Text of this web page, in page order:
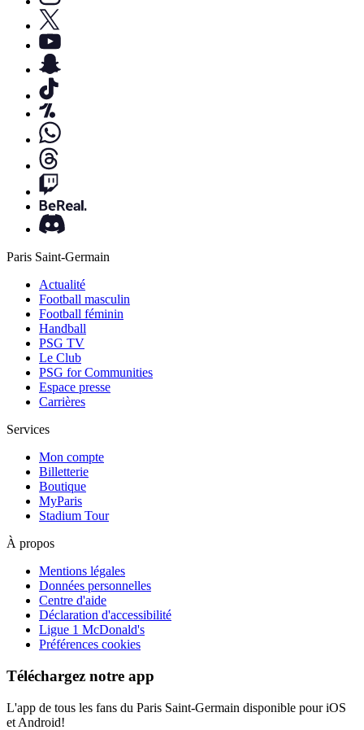
Paris Saint-Germain
Actualité
Football masculin
Football féminin
Handball
PSG TV
Le Club
PSG for Communities
Espace presse
Carrières
Services
Mon compte
Billetterie
Boutique
MyParis
Stadium Tour
À propos
Mentions légales
Données personnelles
Centre d'aide
Déclaration d'accessibilité
Ligue 1 McDonald's
Préférences cookies
Téléchargez notre app
L'app de tous les fans du Paris Saint-Germain disponible pour iOS
et Android!